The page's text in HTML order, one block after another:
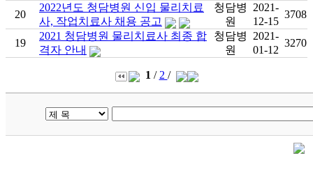
20
2022년도 청담병원 신입 물리치료
사, 작업치료사 채용 공고
청담병
원
2021-
12-15
3708
19
2021 청담병원 물리치료사 최종 합
격자 안내
청담병
원
2021-
01-12
3270
1/2 /